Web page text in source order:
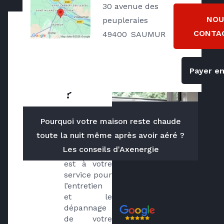
Qui
?
Créée en
2007, notre
Chauffage,
est à votre
service pour
l’entretien
et le
dépannage
de votre
30 avenue des
peupleraies
49400 SAUMUR
Payer
Pourquoi votre maison reste chaude
toute la nuit même après avoir aéré ?
Les conseils d'Axenergie